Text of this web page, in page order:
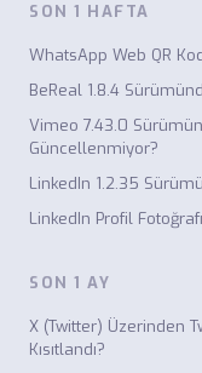
SON 1 HAFTA
WhatsApp Web QR
BeReal 1.8.4
Vimeo 7.43.0
Güncellenmiyor?
LinkedIn 1.2.35
LinkedIn Profil
SON 1 AY
X (Twitter) Üzerinden
Kısıtlandı?